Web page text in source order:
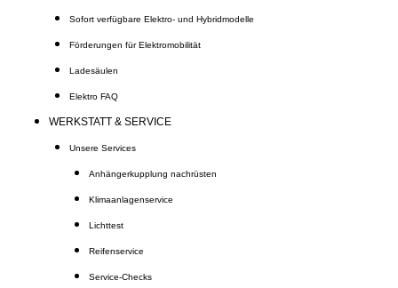
Sofort verfügbare Elektro- und Hybridmodelle
Förderungen für Elektromobilität
Ladesäulen
Elektro FAQ
WERKSTATT & SERVICE
Unsere Services
Anhängerkupplung nachrüsten
Klimaanlagenservice
Lichttest
Reifenservice
Service-Checks